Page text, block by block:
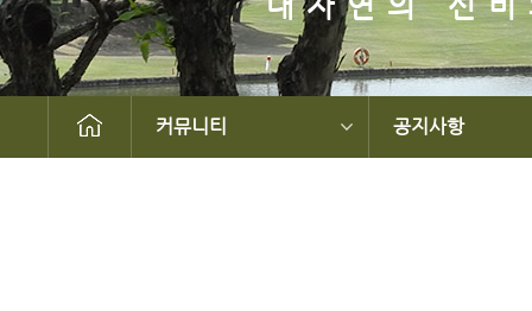
커뮤니티 공지사항